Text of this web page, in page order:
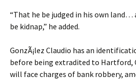
“That he be judged in his own land…
be kidnap,” he added.
GonzÃ¡lez Claudio has an
before being extradited to Hartford,
will face charges of bank robbery,